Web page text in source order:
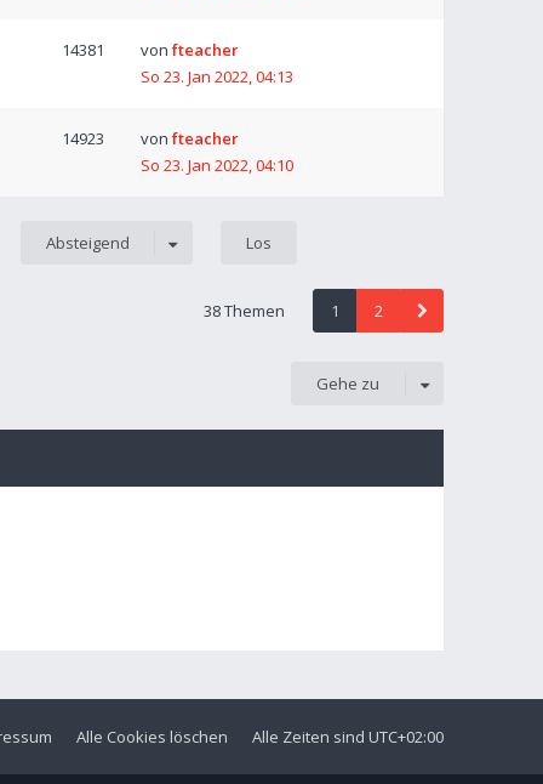
14381 von fteacher
So 23. Jan 2022, 04:13
14923 von fteacher
So 23. Jan 2022, 04:10
Absteigend
38 Themen 1 2
Gehe zu
Alle Zeiten sind UTC+02:00
Alle Cookies löschen